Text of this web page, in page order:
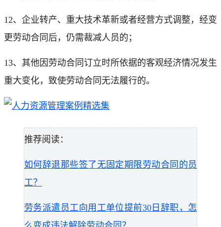
12、企业转产、重大技术革新或者经营方式调整，经变
更劳动合同后，仍需裁减人员的；
13、其他因劳动合同订立时所依据的客观经济情况发生
重大变化，致使劳动合同无法履行的。
推荐阅读：
如何辞退那些签了无固定期限劳动合同的员
工？
劳务派遣员工向用工单位提前30日辞职，怎